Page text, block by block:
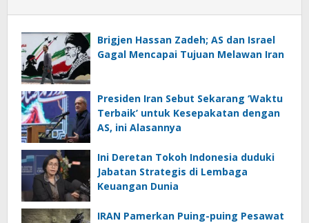
Brigjen Hassan Zadeh; AS dan Israel
Gagal Mencapai Tujuan Melawan Iran
Presiden Iran Sebut Sekarang ‘Waktu
Terbaik’ untuk Kesepakatan dengan
AS, ini Alasannya
Ini Deretan Tokoh Indonesia duduki
Jabatan Strategis di Lembaga
Keuangan Dunia
IRAN Pamerkan Puing-puing Pesawat